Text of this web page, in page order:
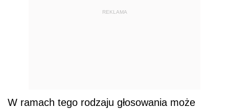
REKLAMA
W ramach tego rodzaju głosowania może